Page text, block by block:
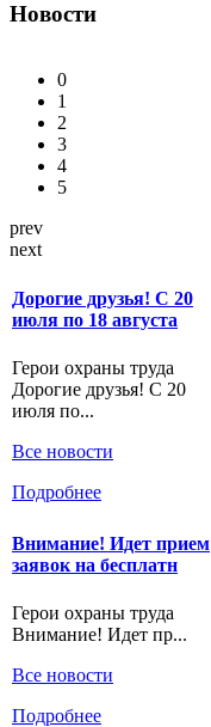
Новости
0
1
2
3
4
5
prev
next
Дорогие друзья! С 20
июля по 18 августа
Герои охраны труда
Дорогие друзья! С 20
июля по...
Все новости
Подробнее
Внимание! Идет прием
заявок на бесплатн
Герои охраны труда
Внимание! Идет пр...
Все новости
Подробнее